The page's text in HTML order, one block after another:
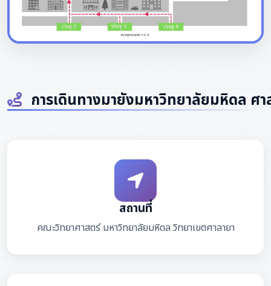
การเดินทางมายังมหาวิทยาลัยมหิดล ศา
สถานที่
คณะวิทยาศาสตร์ มหาวิทยาลัยมหิดล วิทยาเขตศาลายา